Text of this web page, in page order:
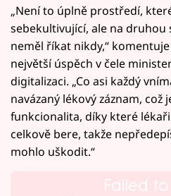
„Není to úplně prostředí,
sebekultivující, ale na
neměl říkat nikdy,“
největší úspěch v čele
digitalizaci. „Co asi každý
navázaný lékový záznam, což
funkcionalita, díky které
celkově bere, takže
mohlo uškodit.“
Failed